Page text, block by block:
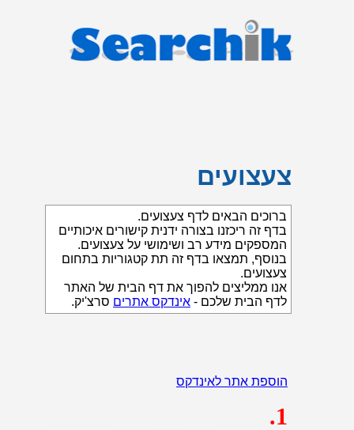
צעצועים
ברוכים הבאים לדף צעצועים.
בדף זה ריכזנו בצורה ידנית קישורים איכותיים
המספקים מידע רב ושימושי על צעצועים.
בנוסף, תמצאו בדף זה תת קטגוריות בתחום
צעצועים.
אנו ממליצים להפוך את דף הבית של האתר
לדף הבית שלכם - אינדקס אתרים סרצ'יק.
הוספת אתר לאינדקס
.1